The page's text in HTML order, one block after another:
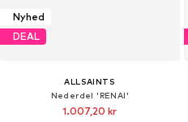
Nyhed
DEAL
ALLSAINTS
Nederdel 'RENAI'
1.007,20 kr